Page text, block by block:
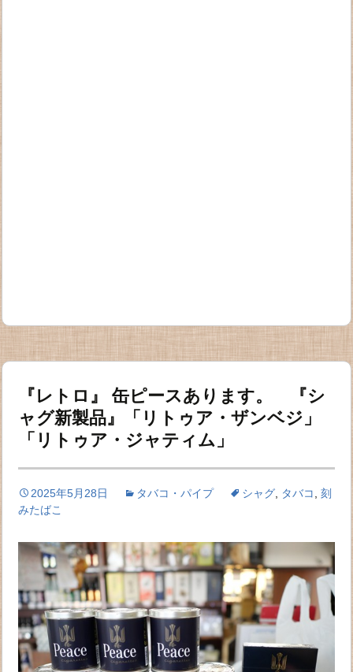
『レトロ』 缶ピースあります。 『シ
ャグ新製品』「リトゥア・ザンベジ」
「リトゥア・ジャティム」
2025年5月28日 タバコ・パイプ シャグ, タバコ, 刻
みたばこ